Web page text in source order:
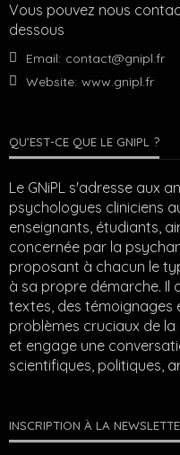
Vous pouvez nous
dessous
Email: contact@gnipl.fr
Website: www.gnipl.fr
QU’EST-CE QUE LE GNIPL ?
Le GNiPL s'adresse aux
psychologues cliniciens
enseignants, étudiants,
concernée par la
proposant à chacun le
à sa propre démarche. Il
textes, des témoignages
problèmes cruciaux de
et engage une
scientifiques, politiques,
INSCRIPTION À LA